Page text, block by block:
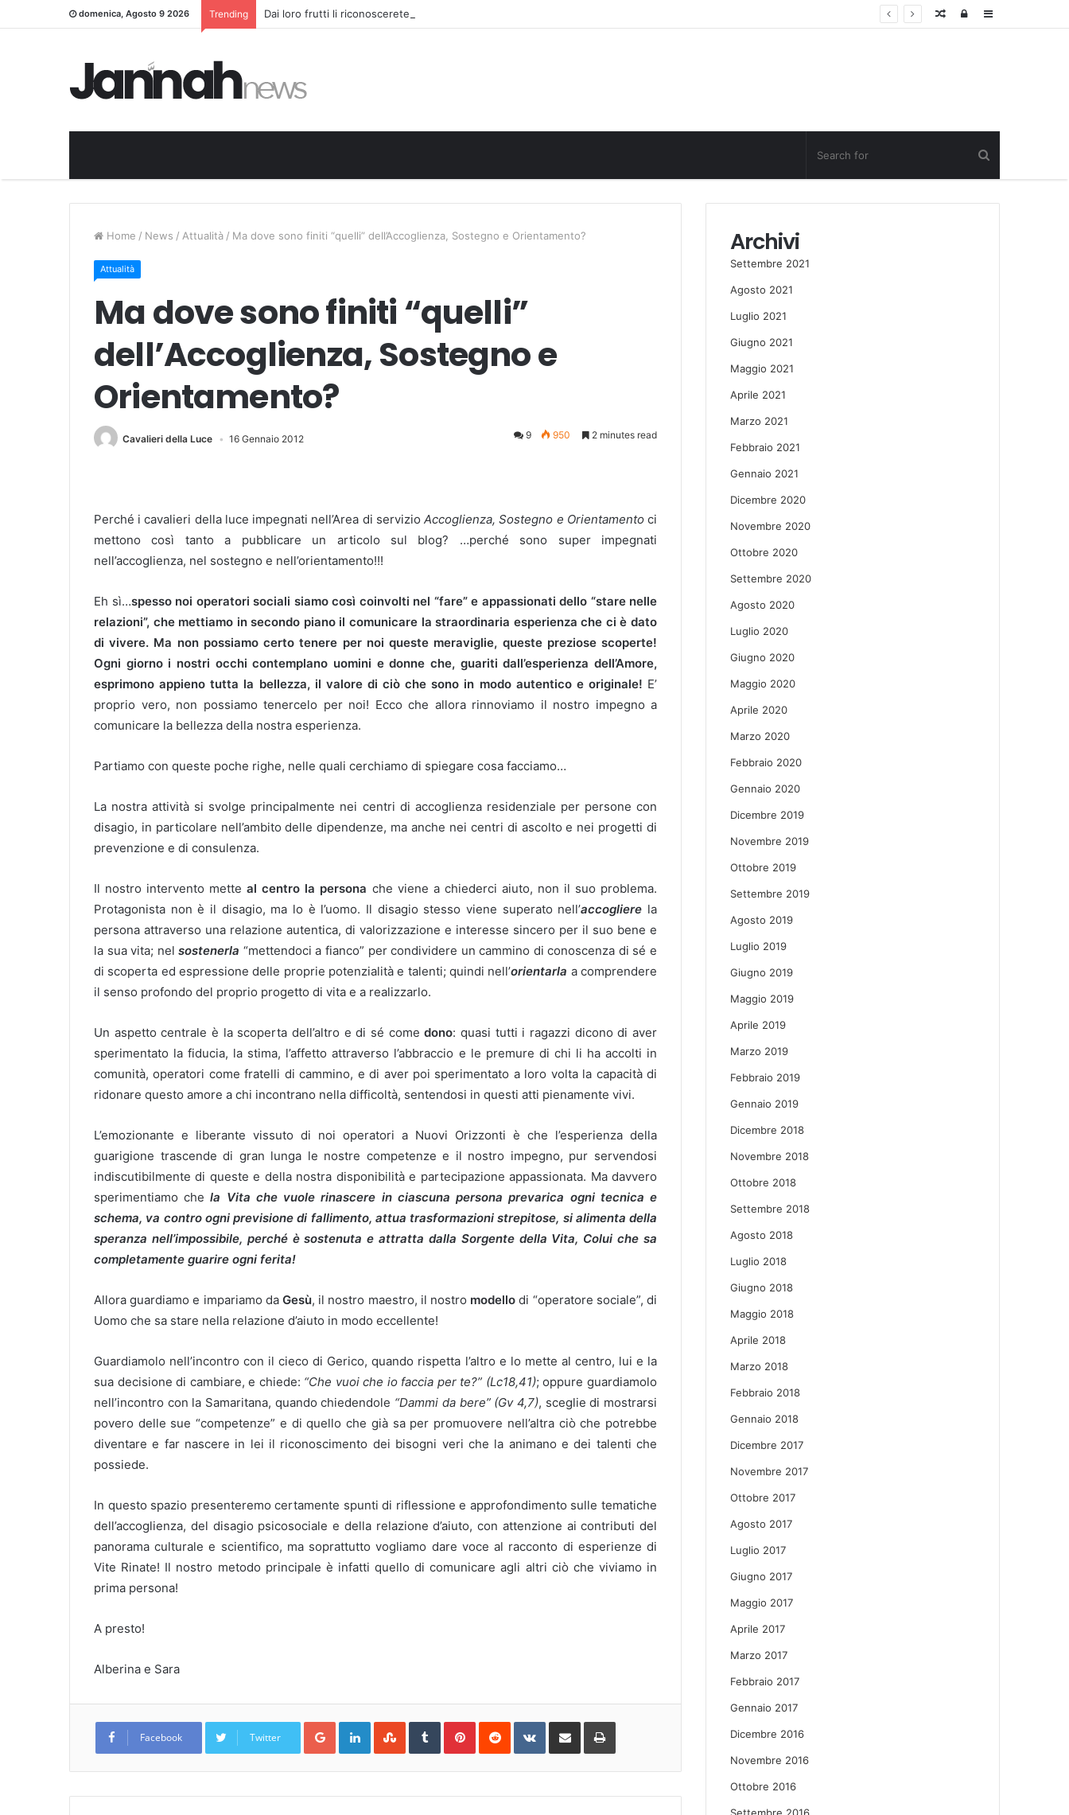
domenica, Agosto 9 2026 Trending Dai loro frutti li riconoscerete Sidebar
Log
Random
Home / News / Attualità / Ma dove sono finiti “quelli” dell’Accoglienza, Sostegno e Orientamento?
Attualità
Ma dove sono finiti “quelli”
dell’Accoglienza, Sostegno e
Orientamento?
Cavalieri della Luce 16 Gennaio 2012 9 950 2 minutes read
Perché i cavalieri della luce impegnati nell’Area di servizioAccoglienza, Sostegno e Orientamentoci
mettono così tanto a pubblicare un articolo sul blog? …perché sono super impegnati
nell’accoglienza, nel sostegno e nell’orientamento!!!
Eh sì…spesso noi operatori sociali siamo così coinvolti nel “fare” e appassionati dello “stare nelle
relazioni”, che mettiamo in secondo piano il comunicare la straordinaria esperienza che ci è dato
di vivere. Ma non possiamo certo tenere per noi queste meraviglie, queste preziose scoperte!
Ogni giorno i nostri occhi contemplano uomini e donne che, guariti dall’esperienza dell’Amore,
esprimono appieno tutta la bellezza, il valore di ciò che sono in modo autentico e originale! E’
proprio vero, non possiamo tenercelo per noi! Ecco che allora rinnoviamo il nostro impegno a
comunicare la bellezza della nostra esperienza.
Partiamo con queste poche righe, nelle quali cerchiamo di spiegare cosa facciamo…
La nostra attività si svolge principalmente nei centri di accoglienza residenziale per persone con
disagio, in particolare nell’ambito delle dipendenze, ma anche nei centri di ascolto e nei progetti di
prevenzione e di consulenza.
Il nostro intervento metteal centro la persona che viene a chiederci aiuto, non il suo problema.
Protagonista non è il disagio, ma lo è l’uomo. Il disagio stesso viene superato nell’accogliere la
persona attraverso una relazione autentica, di valorizzazione e interesse sincero per il suo bene e
la sua vita; nelsostenerla “mettendoci a fianco” per condividere un cammino di conoscenza di sé e
di scoperta ed espressione delle proprie potenzialità e talenti; quindi nell’orientarla a comprendere
il senso profondo del proprio progetto di vita e a realizzarlo.
Un aspetto centrale è la scoperta dell’altro e di sé comedono: quasi tutti i ragazzi dicono di aver
sperimentato la fiducia, la stima, l’affetto attraverso l’abbraccio e le premure di chi li ha accolti in
comunità, operatori come fratelli di cammino, e di aver poi sperimentato a loro volta la capacità di
ridonare questo amore a chi incontrano nella difficoltà, sentendosi in questi atti pienamente vivi.
L’emozionante e liberante vissuto di noi operatori a Nuovi Orizzonti è che l’esperienza della
guarigione trascende di gran lunga le nostre competenze e il nostro impegno, pur servendosi
indiscutibilmente di queste e della nostra disponibilità e partecipazione appassionata. Ma davvero
sperimentiamo chela Vita che vuole rinascere in ciascuna persona prevarica ogni tecnica e
schema, va contro ogni previsione di fallimento, attua trasformazioni strepitose, si alimenta della
speranza nell’impossibile, perché è sostenuta e attratta dalla Sorgente della Vita, Colui che sa
completamente guarire ogni ferita!
Allora guardiamo e impariamo da Gesù, il nostro maestro, il nostro modello di “operatore sociale”, di
Uomo che sa stare nella relazione d’aiuto in modo eccellente!
Guardiamolo nell’incontro con il cieco di Gerico, quando rispetta l’altro e lo mette al centro, lui e la
sua decisione di cambiare, e chiede: “Che vuoi che io faccia per te?” (Lc18,41); oppure guardiamolo
nell’incontro con la Samaritana, quando chiedendole “Dammi da bere” (Gv 4,7), sceglie di mostrarsi
povero delle sue “competenze” e di quello che già sa per promuovere nell’altra ciò che potrebbe
diventare e far nascere in lei il riconoscimento dei bisogni veri che la animano e dei talenti che
possiede.
In questo spazio presenteremo certamente spunti di riflessione e approfondimento sulle tematiche
dell’accoglienza, del disagio psicosociale e della relazione d’aiuto, con attenzione ai contributi del
panorama culturale e scientifico, ma soprattutto vogliamo dare voce al racconto di esperienze di
Vite Rinate! Il nostro metodo principale è infatti quello di comunicare agli altri ciò che viviamo in
prima persona!
A presto!
Alberina e Sara
Facebook Twitter
Google+LinkedInStumbleUpon
TumblrPinterestReddit VKontakteShare
Email
Print
Archivi
Settembre 2021
Agosto 2021
Luglio 2021
Giugno 2021
Maggio 2021
Aprile 2021
Marzo 2021
Febbraio 2021
Gennaio 2021
Dicembre 2020
Novembre 2020
Ottobre 2020
Settembre 2020
Agosto 2020
Luglio 2020
Giugno 2020
Maggio 2020
Aprile 2020
Marzo 2020
Febbraio 2020
Gennaio 2020
Dicembre 2019
Novembre 2019
Ottobre 2019
Settembre 2019
Agosto 2019
Luglio 2019
Giugno 2019
Maggio 2019
Aprile 2019
Marzo 2019
Febbraio 2019
Gennaio 2019
Dicembre 2018
Novembre 2018
Ottobre 2018
Settembre 2018
Agosto 2018
Luglio 2018
Giugno 2018
Maggio 2018
Aprile 2018
Marzo 2018
Febbraio 2018
Gennaio 2018
Dicembre 2017
Novembre 2017
Ottobre 2017
Agosto 2017
Luglio 2017
Giugno 2017
Maggio 2017
Aprile 2017
Marzo 2017
Febbraio 2017
Gennaio 2017
Dicembre 2016
Novembre 2016
Ottobre 2016